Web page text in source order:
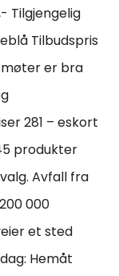
Tilgjengelig
Tilbudspris
møter er bra
281 – eskort
produkter
Avfall fra
000
et sted
Hemåt